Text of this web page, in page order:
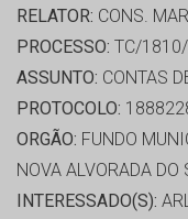
RELATOR: CONS.
PROCESSO: TC/
ASSUNTO: CONTAS
PROTOCOLO:
ORGÃO: FUNDO
NOVA ALVORADA DO
INTERESSADO(S):